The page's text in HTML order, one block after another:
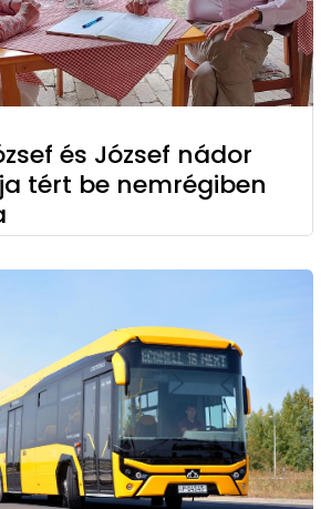
és József nádor
tért be nemrégiben